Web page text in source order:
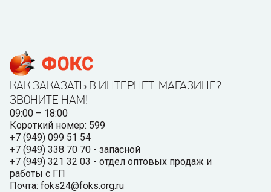
КАК ЗАКАЗАТЬ В ИНТЕРНЕТ-МАГАЗИНЕ?
ЗВОНИТЕ НАМ!
09:00 – 18:00
Короткий номер: 599
+7 (949) 099 51 54
+7 (949) 338 70 70 - запасной
+7 (949) 321 32 03 - отдел оптовых продаж и
работы с ГП
Почта: foks24@foks.org.ru